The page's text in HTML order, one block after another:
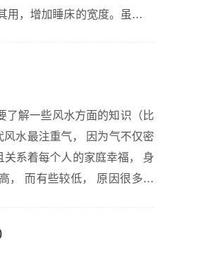
，增加睡床的宽度。虽然这
系着每个人的家庭幸福， 身
， 而有些较低， 原因很多，